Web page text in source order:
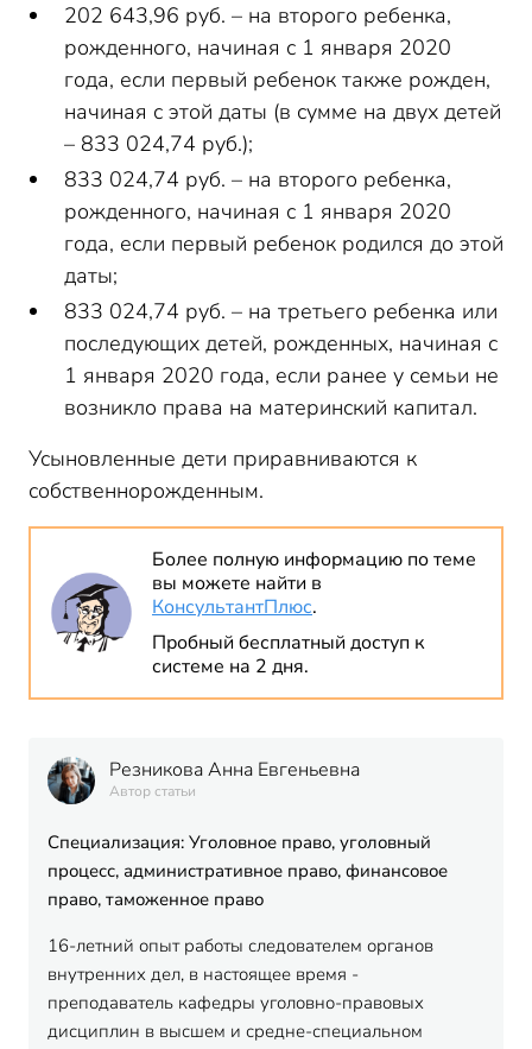
202 643,96 руб. – на второго ребенка,
рожденного, начиная с 1 января 2020
года, если первый ребенок также рожден,
начиная с этой даты (в сумме на двух детей
– 833 024,74 руб.);
833 024,74 руб. – на второго ребенка,
рожденного, начиная с 1 января 2020
года, если первый ребенок родился до этой
даты;
833 024,74 руб. – на третьего ребенка или
последующих детей, рожденных, начиная с
1 января 2020 года, если ранее у семьи не
возникло права на материнский капитал.
Усыновленные дети приравниваются к
собственнорожденным.
Более полную информацию по теме
вы можете найти в
КонсультантПлюс.
Пробный бесплатный доступ к
системе на 2 дня.
Резникова Анна Евгеньевна
Автор статьи
Специализация: Уголовное право, уголовный
процесс, административное право, финансовое
право, таможенное право
16-летний опыт работы следователем органов
внутренних дел, в настоящее время -
преподаватель кафедры уголовно-правовых
дисциплин в высшем и средне-специальном